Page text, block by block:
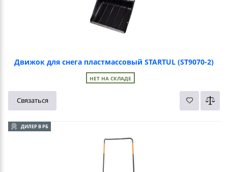
Движок для снега пластмассовый STARTUL (ST9070-2)
НЕТ НА СКЛАДЕ
Связаться
ДИЛЕР В РБ